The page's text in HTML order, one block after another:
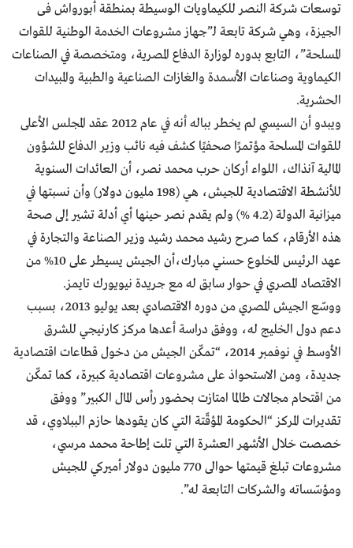
توسعات شركة النصر للكيماويات الوسيطة بمنطقة أبورواش فى
الجيزة، وهي شركة تابعة لـ”جهاز مشروعات الخدمة الوطنية للقوات
المسلحة”، التابع بدوره لوزارة الدفاع المصرية، ومتخصصة في الصناعات
الكيماوية وصناعات الأسمدة والغازات الصناعية والطبية والمبيدات
الحشرية.
ويبدو أن السيسي لم يخطر بباله أنه في عام 2012 عقد المجلس الأعلى
للقوات المسلحة مؤتمرًا صحفيًا كشف فيه نائب وزير الدفاع للشؤون
المالية آنذاك، اللواء أركان حرب محمد نصر، أن العائدات السنوية
للأنشطة الاقتصادية للجيش، هي (198 مليون دولار) وأن نسبتها في
ميزانية الدولة (4.2 %) ولم يقدم نصر حينها أي أدلة تشير إلى صحة
هذه الأرقام، كما صرح رشيد محمد رشيد وزير الصناعة والتجارة في
عهد الرئيس المخلوع حسني مبارك،أن الجيش يسيطر على 10% من
الاقتصاد المصري في حوار سابق له مع جريدة نيويورك تايمز.
ووسّع الجيش المصري من دوره الاقتصادي بعد يوليو 2013، بسبب
دعم دول الخليج له، ووفق دراسة أعدها مركز كارنيجي للشرق
الأوسط في نوفمبر 2014، “تمكّن الجيش من دخول قطاعات اقتصادية
جديدة، ومن الاستحواذ على مشروعات اقتصادية كبيرة، كما تمكّن
من اقتحام مجالات طالما امتازت بحضور رأس المال الكبير” ووفق
تقديرات المركز “الحكومة المؤقّتة التي كان يقودها حازم الببلاوي، قد
خصصت خلال الأشهر العشرة التي تلت إطاحة محمد مرسي،
مشروعات تبلغ قيمتها حوالى 770 مليون دولار أميركي للجيش
ومؤسّساته والشركات التابعة له”.